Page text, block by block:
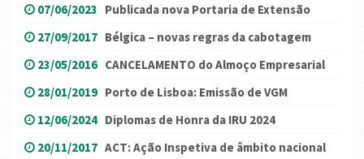
07/06/2023 Publicada nova Portaria de Extensão
27/09/2017 Bélgica – novas regras da cabotagem
23/05/2016 CANCELAMENTO do Almoço Empresarial
28/01/2019 Porto de Lisboa: Emissão de VGM
12/06/2024 Diplomas de Honra da IRU 2024
20/11/2017 ACT: Ação Inspetiva de âmbito nacional